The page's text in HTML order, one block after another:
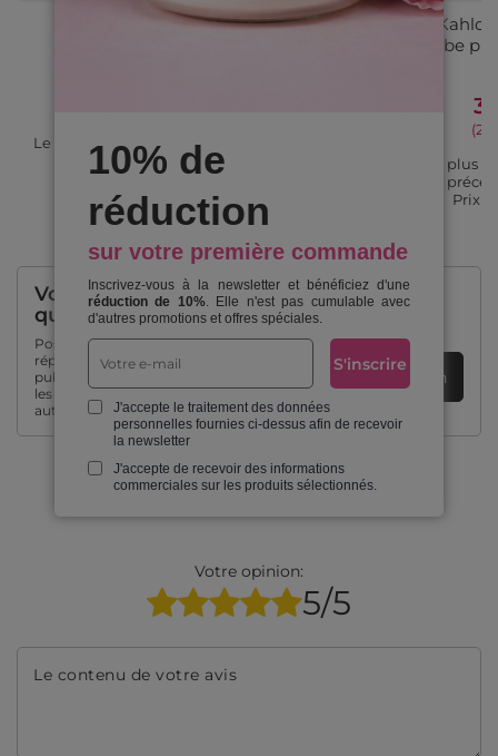
Sachet parfumé Melon Pop
Le prix le plus bas du produit dans les 30
jours précédant la remise:
Prix ​​habituel:5,89 €
Frida Kahlo
garde-robe
Le prix le plus
jours
Prix
Vous avez besoin d'aide? Avez-vous des
questions?
Posez une question et nous
répondrons immédiatement, en
publiant les questions et réponses
les plus intéressantes pour les
autres.
Poser une question
Votre opinion:
5/5
Le contenu de votre avis
10% de
réduction
sur votre première commande
Inscrivez-vous à la newsletter et bénéficiez d'une
réduction de 10%. Elle n'est pas cumulable avec
d'autres promotions et offres spéciales.
S'inscrire
J'accepte le traitement des données
personnelles fournies ci-dessus afin de recevoir
la newsletter
J'accepte de recevoir des informations
commerciales sur les produits sélectionnés.